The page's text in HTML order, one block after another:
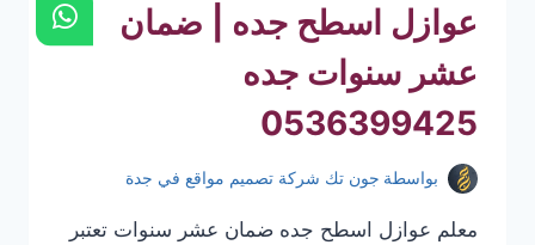
عوازل اسطح جده | ضمان
عشر سنوات جده
0536399425
بواسطة جون تك شركة تصميم مواقع في جدة
معلم عوازل اسطح جده ضمان عشر سنوات تعتبر